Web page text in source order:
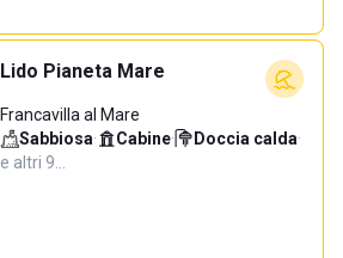
Lido Pianeta Mare
Francavilla al Mare
Sabbiosa· Cabine· Doccia calda·
e altri 9…